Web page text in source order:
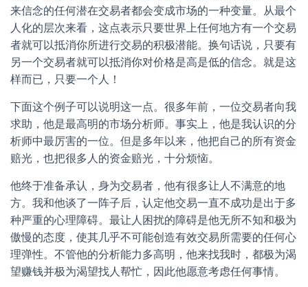
来信念的任何潜在交易者都会变成市场的一种变量。从最个
人化的层次来看，这点表示只要世界上任何地方有一个交易
者就可以抵消你所进行交易的积极潜能。换句话说，只要有
另一个交易者就可以抵消你对价格是高是低的信念。就是这
样而已，只要一个人！
下面这个例子可以说明这一点。很多年前，一位交易者向我
求助，他是最高明的市场分析师。事实上，他是我认识的分
析师中最厉害的一位。但是多年以来，他把自己的所有资金
赔光，也把很多人的资金赔光，十分烦恼。
他终于准备承认，身为交易者，他有很多让人不满意的地
方。我和他谈了一阵子后，认定他交易一直不成功是出于多
种严重的心理障碍。最让人困扰的障碍是他无所不知和极为
傲慢的态度，使其几乎不可能创造有效交易所需要的任何心
理弹性。不管他的分析能力多高明，他来找我时，都极为渴
望赚钱并极为渴望找人帮忙，因此他愿意考虑任何事情。